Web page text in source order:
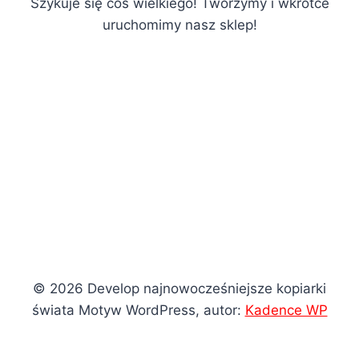
uruchomimy nasz sklep!
© 2026 Develop najnowocześniejsze kopiarki
świata Motyw WordPress, autor: Kadence WP